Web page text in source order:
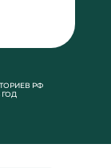
РФ
ГОД